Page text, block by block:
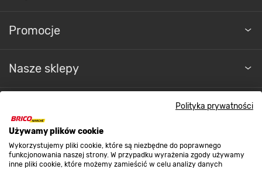
Polityka prywatności
Używamy plików cookie
Wykorzystujemy pliki cookie, które są niezbędne do poprawnego
funkcjonowania naszej strony. W przypadku wyrażenia zgody używamy
inne pliki cookie, które możemy zamieścić w celu analizy danych
Promocje
Nasze sklepy
Kontakt do sklepu